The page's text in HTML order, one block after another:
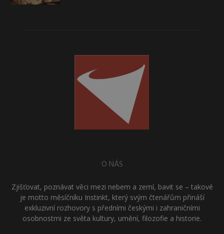
O NÁS
Zjišťovat, poznávat věci mezi nebem a zemí, bavit se – takové
je motto měsíčníku Instinkt, který svým čtenářům přináší
exkluzivní rozhovory s předními českými i zahraničními
osobnostmi ze světa kultury, umění, filozofie a historie.